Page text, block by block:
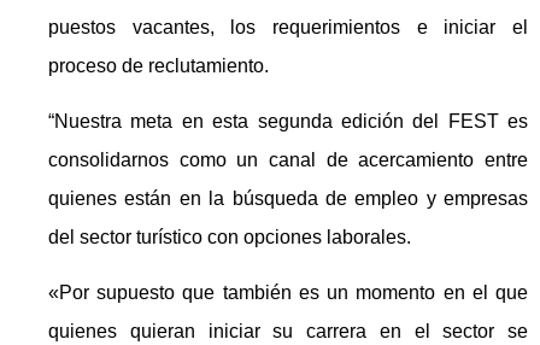
puestos vacantes, los requerimientos e iniciar el
proceso de reclutamiento.
“Nuestra meta en esta segunda edición del FEST es
consolidarnos como un canal de acercamiento entre
quienes están en la búsqueda de empleo y empresas
del sector turístico con opciones laborales.
«Por supuesto que también es un momento en el que
quienes quieran iniciar su carrera en el sector se